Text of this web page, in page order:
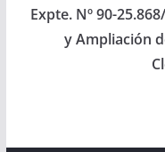
Expte. Nº 90-
y Ampliación